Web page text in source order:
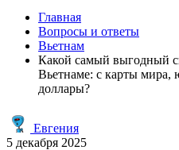
Главная
Вопросы и ответы
Вьетнам
Какой самый выгодный
Вьетнаме: с карты мира,
доллары?
Евгения
5 декабря 2025